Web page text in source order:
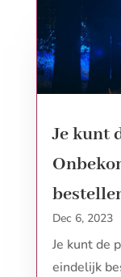
Je kunt
Dec 6, 2023
Je kunt de
eindelijk